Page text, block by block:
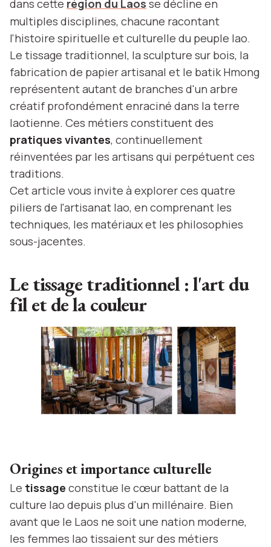
dans cette région du Laos se décline en
multiples disciplines, chacune racontant
l'histoire spirituelle et culturelle du peuple lao.
Le tissage traditionnel, la sculpture sur bois, la
fabrication de papier artisanal et le batik Hmong
représentent autant de branches d'un arbre
créatif profondément enraciné dans la terre
laotienne. Ces métiers constituent des
pratiques vivantes, continuellement
réinventées par les artisans qui perpétuent ces
traditions.
Cet article vous invite à explorer ces quatre
piliers de l'artisanat lao, en comprenant les
techniques, les matériaux et les philosophies
sous-jacentes.
Le tissage traditionnel : l'art du
fil et de la couleur
Origines et importance culturelle
Le tissage constitue le cœur battant de la
culture lao depuis plus d'un millénaire. Bien
avant que le Laos ne soit une nation moderne,
les femmes lao tissaient sur des métiers